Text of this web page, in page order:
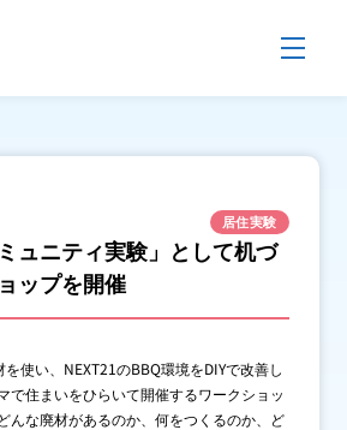
ついて
居住実験
ュニティ実験」として机づ
ップを開催
を使い、NEXT21のBBQ環境をDIYで改善し
で住まいをひらいて開催するワークショッ
んな廃材があるのか、何をつくるのか、ど